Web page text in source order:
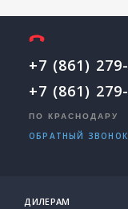
+7 (861)
+7 (861)
ПО КРАСНОДАРУ
ОБРАТНЫЙ ЗВОНОК
ДИЛЕРАМ